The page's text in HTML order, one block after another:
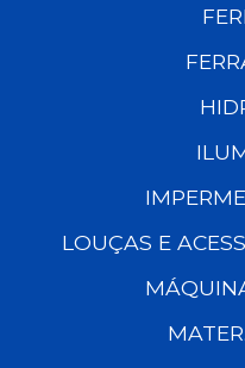
LOUÇAS E